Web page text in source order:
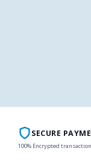
SECURE
100% Encrypted